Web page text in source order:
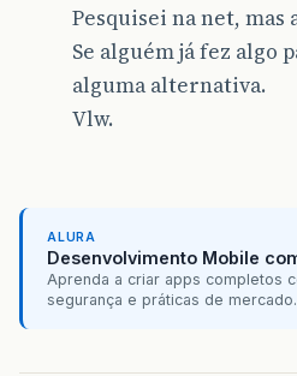
Pesquisei na net, mas
Se alguém já fez algo
alguma alternativa.
Vlw.
ALURA
Desenvolvimento Mobile
Aprenda a criar apps completos
segurança e práticas de